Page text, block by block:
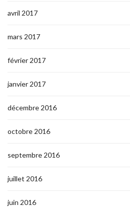
avril 2017
mars 2017
février 2017
janvier 2017
décembre 2016
octobre 2016
septembre 2016
juillet 2016
juin 2016